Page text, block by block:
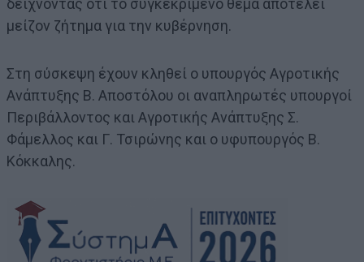
δείχνοντας ότι το συγκεκριμένο θέμα αποτελεί
μείζον ζήτημα για την κυβέρνηση.
Στη σύσκεψη έχουν κληθεί ο υπουργός Αγροτικής
Ανάπτυξης Β. Αποστόλου οι αναπληρωτές υπουργοί
Περιβάλλοντος και Αγροτικής Ανάπτυξης Σ.
Φάμελλος και Γ. Τσιρώνης και ο υφυπουργός Β.
Κόκκαλης.